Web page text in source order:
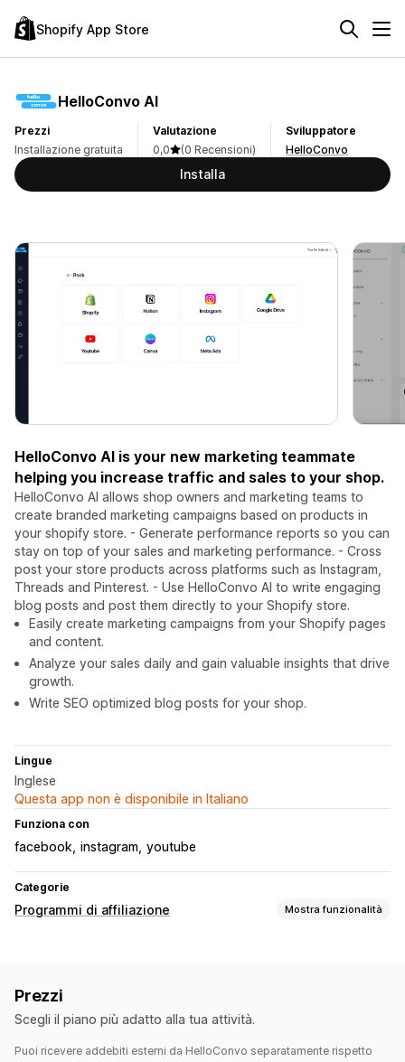
Shopify App Store
HelloConvo AI
Prezzi
Installazione gratuita
Valutazione
0,0
(0 Recensioni)
Sviluppatore
HelloConvo
Installa
HelloConvo AI is your new marketing teammate
helping you increase traffic and sales to your shop.
HelloConvo AI allows shop owners and marketing teams to
create branded marketing campaigns based on products in
your shopify store. - Generate performance reports so you can
stay on top of your sales and marketing performance. - Cross
post your store products across platforms such as Instagram,
Threads and Pinterest. - Use HelloConvo AI to write engaging
blog posts and post them directly to your Shopify store.
Easily create marketing campaigns from your Shopify pages
and content.
Analyze your sales daily and gain valuable insights that drive
growth.
Write SEO optimized blog posts for your shop.
Lingue
Inglese
Questa app non è disponibile in Italiano
Funziona con
facebook instagram youtube
Categorie
Programmi di affiliazione Mostra funzionalità
Monitoraggio delle email
Prezzi
Scegli il piano più adatto alla tua attività.
Puoi ricevere addebiti esterni da HelloConvo separatamente rispetto